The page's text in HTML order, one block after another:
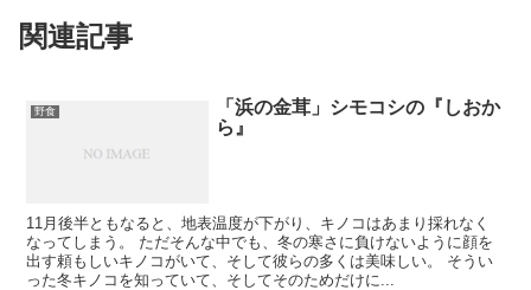
関連記事
野食
「浜の金茸」シモコシの『しおか
ら』
11月後半ともなると、地表温度が下がり、キノコはあまり採れなく
なってしまう。 ただそんな中でも、冬の寒さに負けないように顔を
出す頼もしいキノコがいて、そして彼らの多くは美味しい。 そうい
った冬キノコを知っていて、そしてそのためだけに...